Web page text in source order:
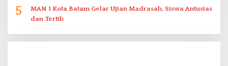
5
MAN 1 Kota Batam Gelar Ujian Madrasah, Siswa Antusias
dan Tertib